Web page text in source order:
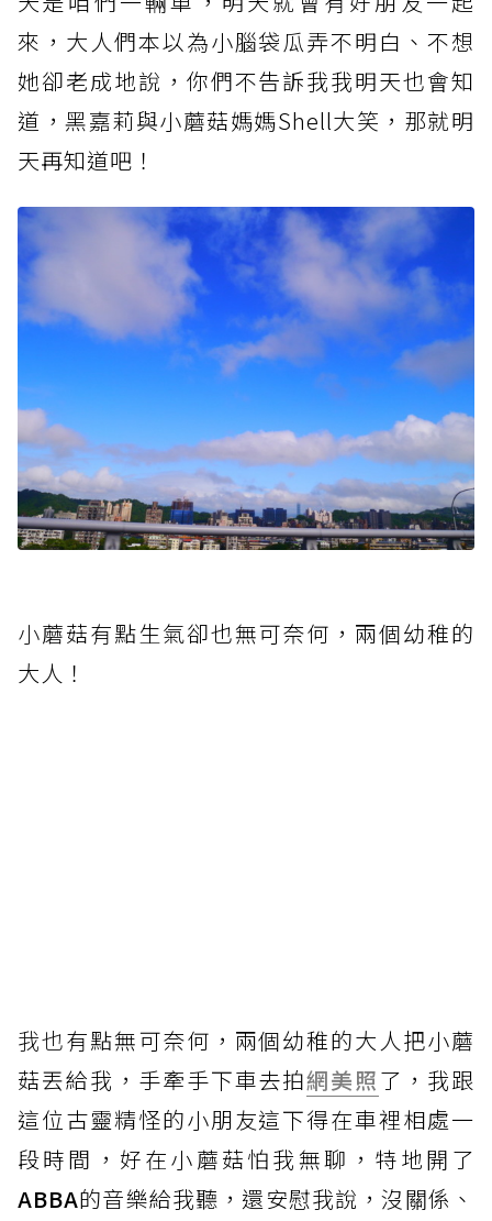
來，大人們本以為小腦袋瓜弄不明白、不想
她卻老成地說，你們不告訴我我明天也會知
道，黑嘉莉與小蘑菇媽媽Shell大笑，那就明
天再知道吧！
小蘑菇有點生氣卻也無可奈何，兩個幼稚的
大人！
我也有點無可奈何，兩個幼稚的大人把小蘑
菇丟給我，手牽手下車去拍網美照了，我跟
這位古靈精怪的小朋友這下得在車裡相處一
段時間，好在小蘑菇怕我無聊，特地開了
ABBA的音樂給我聽，還安慰我說，沒關係、